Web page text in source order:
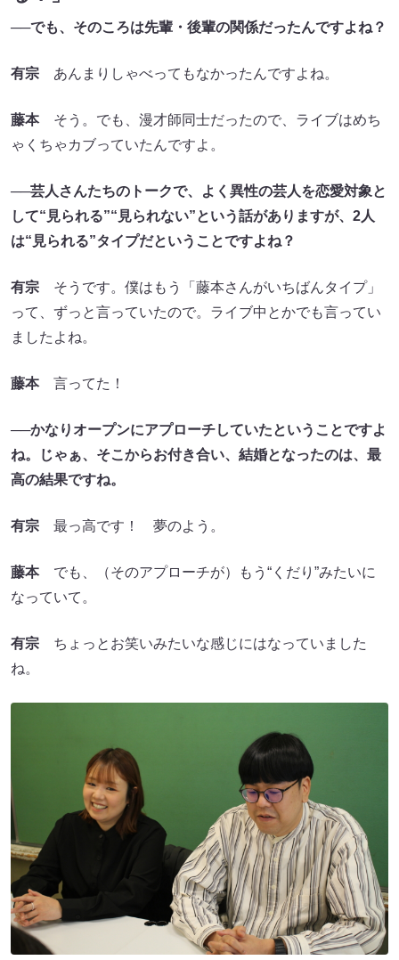
──でも、そのころは先輩・後輩の関係だったんですよね？
有宗 あんまりしゃべってもなかったんですよね。
藤本そう。でも、漫才師同士だったので、ライブはめち
ゃくちゃカブっていたんですよ。
──芸人さんたちのトークで、よく異性の芸人を恋愛対象と
して“見られる”“見られない”という話がありますが、2人
は“見られる”タイプだということですよね？
有宗 そうです。僕はもう「藤本さんがいちばんタイプ」
って、ずっと言っていたので。ライブ中とかでも言ってい
ましたよね。
藤本言ってた！
──かなりオープンにアプローチしていたということですよ
ね。じゃぁ、そこからお付き合い、結婚となったのは、最
高の結果ですね。
有宗 最っ高です！ 夢のよう。
藤本でも、（そのアプローチが）もう“くだり”みたいに
なっていて。
有宗 ちょっとお笑いみたいな感じにはなっていました
ね。